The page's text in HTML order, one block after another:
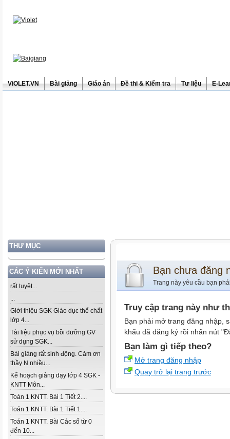
ViOLET.VN Bài giảng Giáo án Đề thi & Kiểm tra Tư liệu E-
THƯ MỤC
CÁC Ý KIẾN MỚI NHẤT
rất tuyệt...
...
Giới thiệu SGK Giáo dục thể chất
lớp 4...
Tài liệu phục vụ bồi dưỡng GV
sử dụng SGK...
Bài giảng rất sinh động. Cảm ơn
thầy N nhiều...
Kế hoạch giảng dạy lớp 4 SGK -
KNTT Môn...
Toán 1 KNTT. Bài 1 Tiết 2....
Toán 1 KNTT. Bài 1 Tiết 1....
Toán 1 KNTT. Bài Các số từ 0
đến 10...
Bạn chưa đăng
Trang này yêu cầu bạn
Truy cập trang này như
Bạn phải mở trang đăng nhập,
khẩu đã đăng ký rồi nhấn nút
Bạn làm gì tiếp theo?
Mở trang đăng nhập
Quay trở lại trang trước